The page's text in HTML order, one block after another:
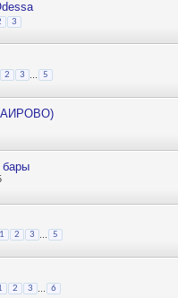
3
2 3 5
1 2 3 5
2 3 6